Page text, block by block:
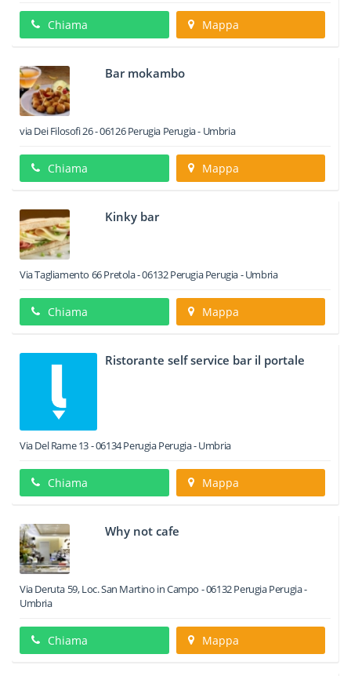
Chiama Mappa
Bar mokambo
via Dei Filosofi 26-06126 Perugia Perugia - Umbria
Chiama Mappa
Kinky bar
Via Tagliamento 66 Pretola-06132PerugiaPerugia -Umbria
Chiama Mappa
Ristorante self service bar il portale
Via Del Rame 13-06134PerugiaPerugia -Umbria
Chiama Mappa
Why not cafe
Via Deruta 59, Loc. San Martino in Campo -06132PerugiaPerugia -
Umbria
Chiama Mappa